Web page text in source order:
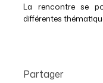
La rencontre se
différentes
Partager